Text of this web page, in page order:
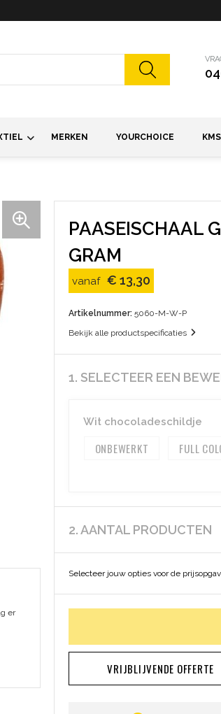
MERKEN YOURCHOICE
er
PAASEISCHAAL
GRAM
vanaf € 13,30
Artikelnummer: 5060-M-W-P
Bekijk alle productspecificaties
1. SELECTEER EEN
Wit chocoladeschildje
ONBEWERKT FULL
2. AANTAL PRODUCTEN
Selecteer jouw opties voor de
VRIJBLIJVENDE OFFERTE